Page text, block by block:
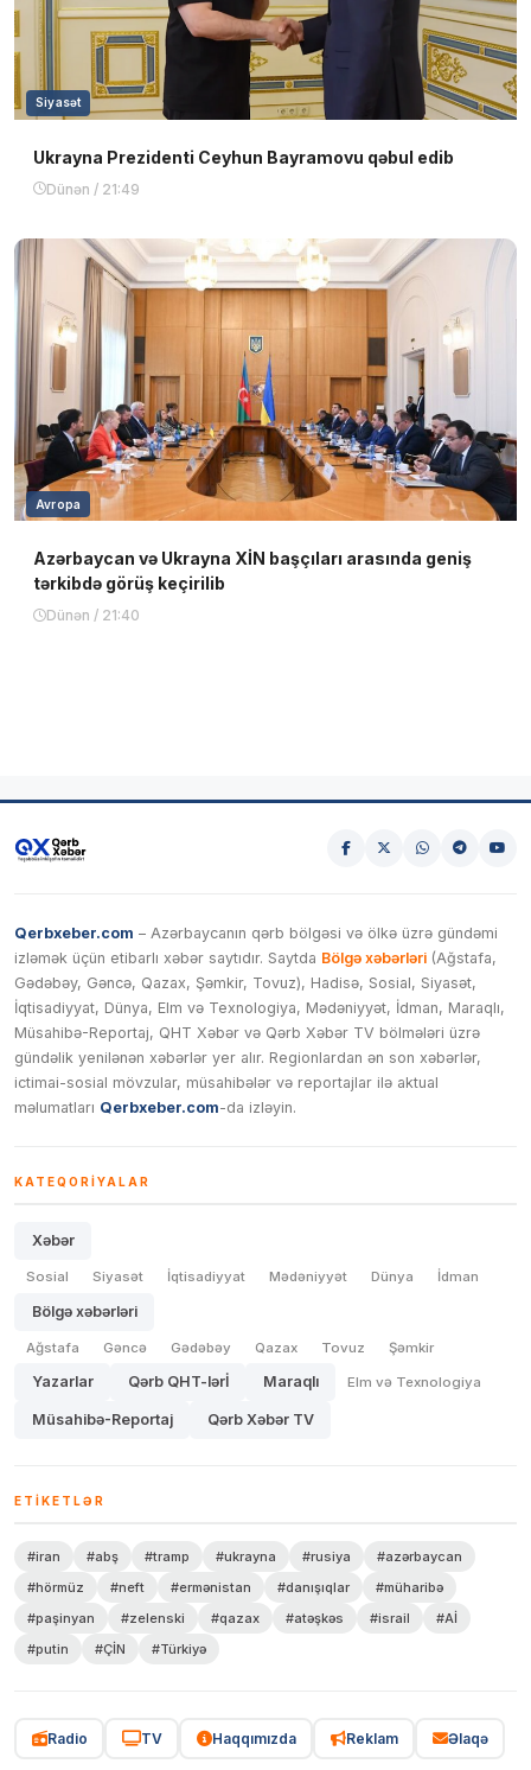
Siyasət
Ukrayna Prezidenti Ceyhun Bayramovu qəbul edib
Dünən / 21:49
Avropa
Azərbaycan və Ukrayna XİN başçıları arasında geniş
tərkibdə görüş keçirilib
Dünən / 21:40
Qerbxeber.com – Azərbaycanın qərb bölgəsi və ölkə üzrə gündəmi
izləmək üçün etibarlı xəbər saytıdır. Saytda Bölgə xəbərləri (Ağstafa,
Gədəbəy, Gəncə, Qazax, Şəmkir, Tovuz), Hadisə, Sosial, Siyasət,
İqtisadiyyat, Dünya, Elm və Texnologiya, Mədəniyyət, İdman, Maraqlı,
Müsahibə-Reportaj, QHT Xəbər və Qərb Xəbər TV bölmələri üzrə
gündəlik yenilənən xəbərlər yer alır. Regionlardan ən son xəbərlər,
ictimai-sosial mövzular, müsahibələr və reportajlar ilə aktual
məlumatları Qerbxeber.com-da izləyin.
KATEQORIYALAR
Xəbər
Sosial Siyasət İqtisadiyyat Mədəniyyət Dünya İdman
Bölgə xəbərləri
Ağstafa Gəncə Gədəbəy Qazax Tovuz Şəmkir
Yazarlar Qərb QHT-lərİ Maraqlı Elm və Texnologiya
Müsahibə-Reportaj Qərb Xəbər TV
ETIKETLƏR
#iran #abş #tramp #ukrayna #rusiya
#azərbaycan
#hörmüz
#neft #ermənistan #danışıqlar
#müharibə
#paşinyan
#zelenski #qazax #atəşkəs #israil
#Aİ
#putin
#ÇİN #Türkiyə
Radio TV Haqqımızda Reklam Əlaqə